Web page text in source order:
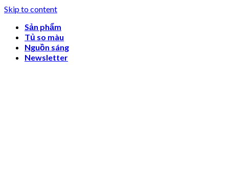
Skip to content
Sản phẩm
Tủ so màu
Nguồn sáng
Newsletter